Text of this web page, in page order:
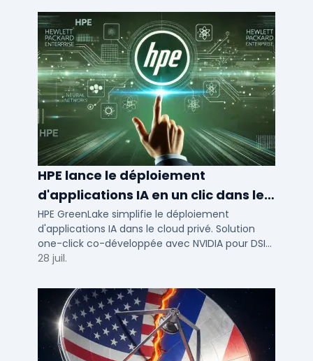
HPE lance le déploiement
d'applications IA en un clic dans le
cloud privé
HPE GreenLake simplifie le déploiement
d'applications IA dans le cloud privé. Solution
one-click co-développée avec NVIDIA pour DSI
de PME et ETI : performance et conformité.
28 juil.